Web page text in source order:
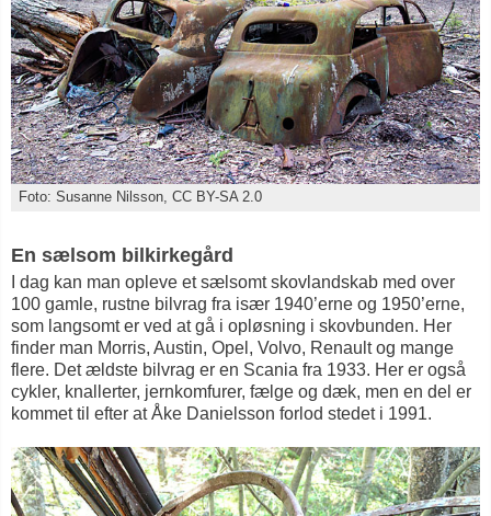
Foto: Susanne Nilsson, CC BY-SA 2.0
En sælsom bilkirkegård
I dag kan man opleve et sælsomt skovlandskab med over
100 gamle, rustne bilvrag fra især 1940’erne og 1950’erne,
som langsomt er ved at gå i opløsning i skovbunden. Her
finder man Morris, Austin, Opel, Volvo, Renault og mange
flere. Det ældste bilvrag er en Scania fra 1933. Her er også
cykler, knallerter, jernkomfurer, fælge og dæk, men en del er
kommet til efter at Åke Danielsson forlod stedet i 1991.